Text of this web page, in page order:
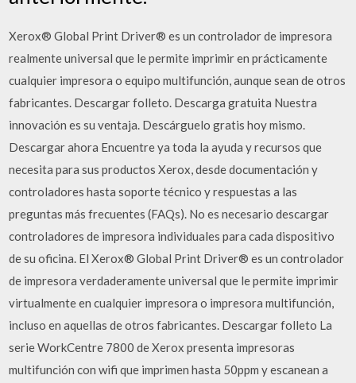
Xerox® Global Print Driver® es un controlador de impresora
realmente universal que le permite imprimir en prácticamente
cualquier impresora o equipo multifunción, aunque sean de otros
fabricantes. Descargar folleto. Descarga gratuita Nuestra
innovación es su ventaja. Descárguelo gratis hoy mismo.
Descargar ahora Encuentre ya toda la ayuda y recursos que
necesita para sus productos Xerox, desde documentación y
controladores hasta soporte técnico y respuestas a las
preguntas más frecuentes (FAQs). No es necesario descargar
controladores de impresora individuales para cada dispositivo
de su oficina. El Xerox® Global Print Driver® es un controlador
de impresora verdaderamente universal que le permite imprimir
virtualmente en cualquier impresora o impresora multifunción,
incluso en aquellas de otros fabricantes. Descargar folleto La
serie WorkCentre 7800 de Xerox presenta impresoras
multifunción con wifi que imprimen hasta 50ppm y escanean a